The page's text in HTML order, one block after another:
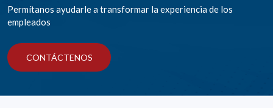
Permítanos ayudarle a transformar la experiencia de los
empleados
CONTÁCTENOS